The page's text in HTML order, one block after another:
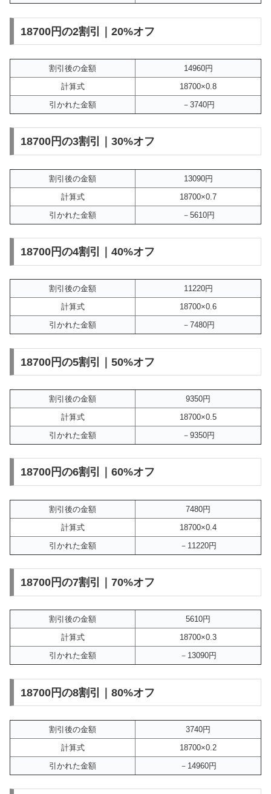
18700円の2割引｜20%オフ
割引後の金額
14960円
計算式
18700×0.8
引かれた金額
－3740円
18700円の3割引｜30%オフ
割引後の金額
13090円
計算式
18700×0.7
引かれた金額
－5610円
18700円の4割引｜40%オフ
割引後の金額
11220円
計算式
18700×0.6
引かれた金額
－7480円
18700円の5割引｜50%オフ
割引後の金額
9350円
計算式
18700×0.5
引かれた金額
－9350円
18700円の6割引｜60%オフ
割引後の金額
7480円
計算式
18700×0.4
引かれた金額
－11220円
18700円の7割引｜70%オフ
割引後の金額
5610円
計算式
18700×0.3
引かれた金額
－13090円
18700円の8割引｜80%オフ
割引後の金額
3740円
計算式
18700×0.2
引かれた金額
－14960円